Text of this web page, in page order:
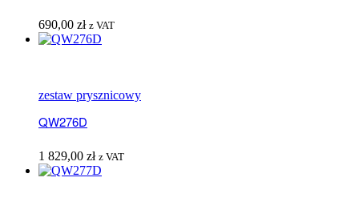
690,00 zł z VAT
zestaw prysznicowy
QW276D
1 829,00 zł z VAT